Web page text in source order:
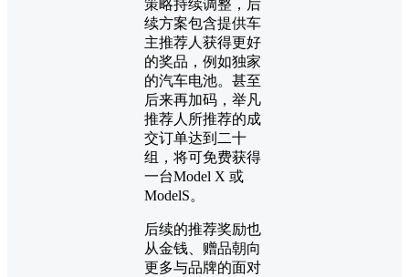
策略持续调整，后
续方案包含提供车
主推荐人获得更好
的奖品，例如独家
的汽车电池。甚至
后来再加码，举凡
推荐人所推荐的成
交订单达到二十
组，将可免费获得
一台Model X 或
ModelS。
后续的推荐奖励也
从金钱、赠品朝向
更多与品牌的面对